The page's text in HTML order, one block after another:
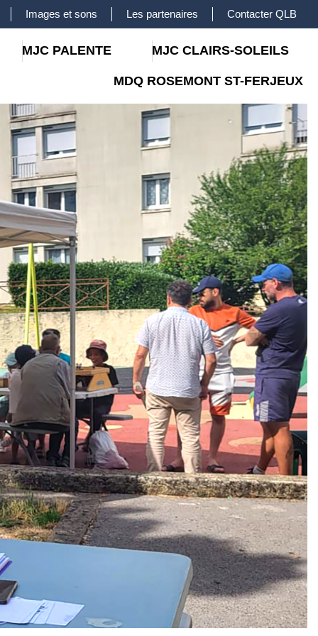
Images et sons Les partenaires Contacter QLB
MJC PALENTE MJC CLAIRS-SOLEILS
MDQ ROSEMONT ST-FERJEUX